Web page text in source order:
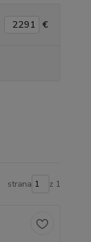
€
strana z 1